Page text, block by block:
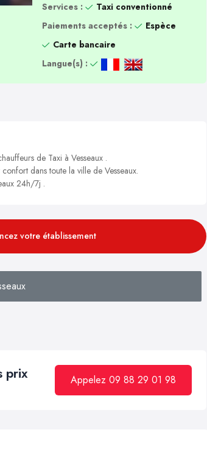
Services :
Taxi conventionné
Paiements acceptés :
Espèce
Carte bancaire
Langue(s) :
de Taxi à Vesseaux .
dans toute la ville de Vesseaux.
24h/7j .
votre établissement
prix Appelez 09 88 29 01 98